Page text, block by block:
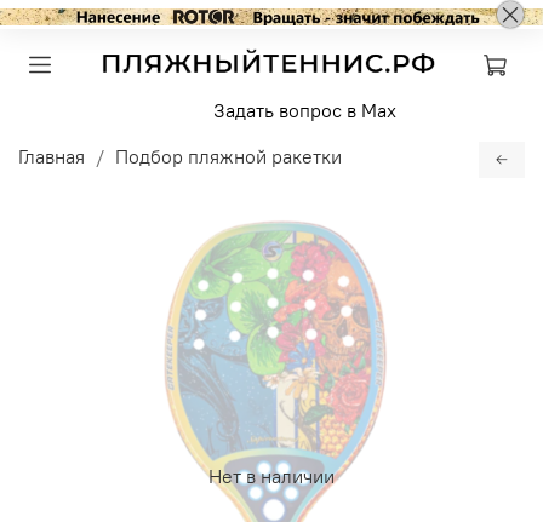
Задать вопрос в Max
Главная
Подбор пляжной ракетки
Нет в наличии